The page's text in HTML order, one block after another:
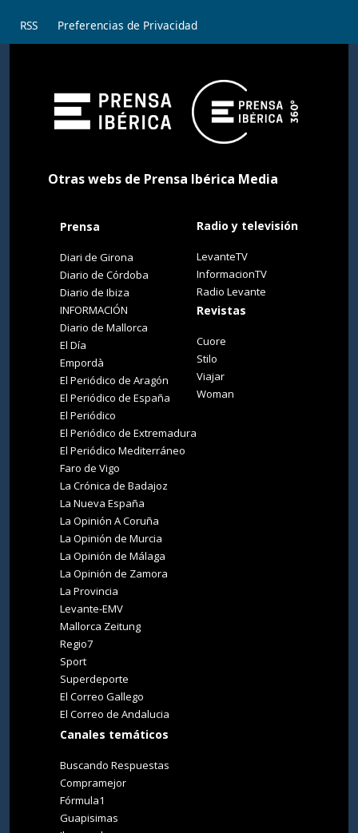
RSS Preferencias de Privacidad
Otras webs de Prensa Ibérica Media
Prensa
Diari de Girona
Diario de Córdoba
Diario de Ibiza
INFORMACIÓN
Diario de Mallorca
El Día
Empordà
El Periódico de Aragón
El Periódico de España
El Periódico
El Periódico de Extremadura
El Periódico Mediterráneo
Faro de Vigo
La Crónica de Badajoz
La Nueva España
La Opinión A Coruña
La Opinión de Murcia
La Opinión de Málaga
La Opinión de Zamora
La Provincia
Levante-EMV
Mallorca Zeitung
Regio7
Sport
Superdeporte
El Correo Gallego
El Correo de Andalucia
Canales temáticos
Buscando Respuestas
Compramejor
Fórmula1
Guapisimas
Radio y televisión
LevanteTV
InformacionTV
Radio Levante
Revistas
Cuore
Stilo
Viajar
Woman